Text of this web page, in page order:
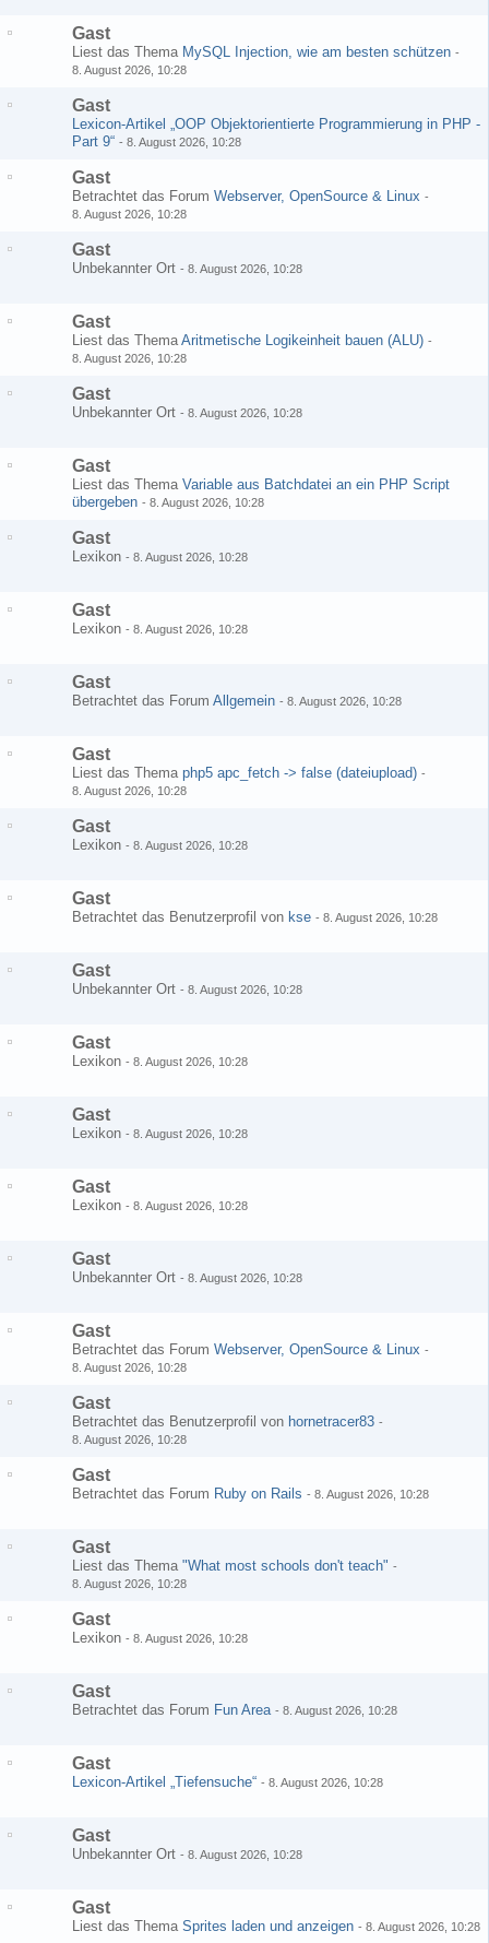
Gast
Liest das Thema MySQL Injection, wie am besten schützen -
8. August 2026, 10:28
Gast
Lexicon-Artikel „OOP Objektorientierte Programmierung in PHP -
Part 9“ - 8. August 2026, 10:28
Gast
Betrachtet das Forum Webserver, OpenSource & Linux -
8. August 2026, 10:28
Gast
Unbekannter Ort - 8. August 2026, 10:28
Gast
Liest das ThemaAritmetische Logikeinheit bauen (ALU) -
8. August 2026, 10:28
Gast
Unbekannter Ort - 8. August 2026, 10:28
Gast
Liest das Thema Variable aus Batchdatei an ein PHP Script
übergeben - 8. August 2026, 10:28
Gast
Lexikon - 8. August 2026, 10:28
Gast
Lexikon - 8. August 2026, 10:28
Gast
Betrachtet das Forum Allgemein - 8. August 2026, 10:28
Gast
Liest das Thema php5 apc_fetch -> false (dateiupload) -
8. August 2026, 10:28
Gast
Lexikon - 8. August 2026, 10:28
Gast
Betrachtet das Benutzerprofil von kse - 8. August 2026, 10:28
Gast
Unbekannter Ort - 8. August 2026, 10:28
Gast
Lexikon - 8. August 2026, 10:28
Gast
Lexikon - 8. August 2026, 10:28
Gast
Lexikon - 8. August 2026, 10:28
Gast
Unbekannter Ort - 8. August 2026, 10:28
Gast
Betrachtet das Forum Webserver, OpenSource & Linux -
8. August 2026, 10:28
Gast
Betrachtet das Benutzerprofil von hornetracer83 -
8. August 2026, 10:28
Gast
Betrachtet das Forum Ruby on Rails - 8. August 2026, 10:28
Gast
Liest das Thema "What most schools don't teach" -
8. August 2026, 10:28
Gast
Lexikon - 8. August 2026, 10:28
Gast
Betrachtet das Forum Fun Area - 8. August 2026, 10:28
Gast
Lexicon-Artikel „Tiefensuche“ - 8. August 2026, 10:28
Gast
Unbekannter Ort - 8. August 2026, 10:28
Gast
Liest das Thema Sprites laden und anzeigen - 8. August 2026, 10:28